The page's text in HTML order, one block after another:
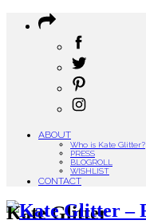
ABOUT
Who is Kate Glitter?
PRESS
BLOGROLL
WISHLIST
CONTACT
Kate Glitter